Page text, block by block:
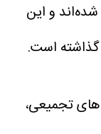
شده‌اند و این
است.
تجمیعی،